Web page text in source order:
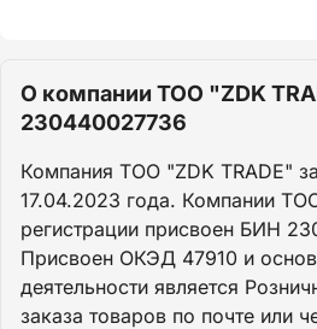
О компании ТОО "ZDK
230440027736
Компания ТОО "ZDK TRADE"
17.04.2023 года. Компании
регистрации присвоен БИН
Присвоен ОКЭД 47910 и
деятельности является
заказа товаров по почте или